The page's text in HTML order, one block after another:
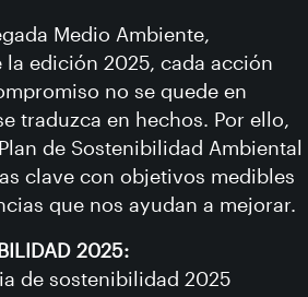
Medio Ambiente,
la edición 2025, cada acción
no se quede en
traduzca en hechos. Por ello,
de Sostenibilidad Ambiental
clave con objetivos medibles
que nos ayudan a mejorar.
2025:
de sostenibilidad 2025